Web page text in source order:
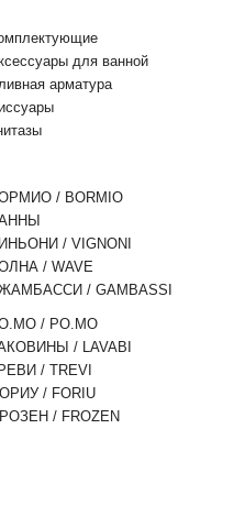
для ванной
арматура
/ BORMIO
/ VIGNONI
/ WAVE
/ GAMBASSI
/ PO.MO
/ LAVABI
/ TREVI
/ FORIU
/ FROZEN